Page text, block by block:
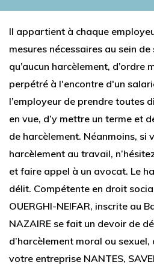
Il appartient à chaque
mesures nécessaires au sein
qu’aucun harcèlement, d’ordre
perpétré à l'encontre d'un
l’employeur de prendre toutes
en vue, d’y mettre un terme et
de harcèlement. Néanmoins, si
harcèlement au travail,
et faire appel à un avocat. Le
délit. Compétente en droit
OUERGHI-NEIFAR, inscrite au
NAZAIRE se fait un devoir de
d’harcèlement moral ou
votre entreprise NANTES,